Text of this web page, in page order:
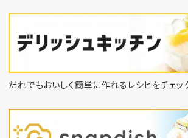
だれでもおいしく簡単に作れるレシピをチェッ